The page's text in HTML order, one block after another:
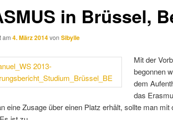
in Brüssel,
am 4. März 2014von Sibylle
Mit der
begonnen
dem
das
eine Zusage über einen Platz erhält, sollte man